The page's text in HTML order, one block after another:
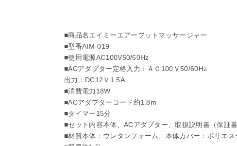
■商品名エイミーエアーフットマッサージャー
■型番AIM-019
■使用電源AC100V50/60Hz
■ACアダプター定格入力：ＡＣ100Ｖ50/60Hz
出力：DC12Ｖ1.5A
■消費電力18W
■ACアダプターコード約1.8m
■タイマー15分
■セット内容本体、ACアダプター、取扱説明書（保証書
■材質本体：ウレタンフォーム、本体カバー：ポリエ